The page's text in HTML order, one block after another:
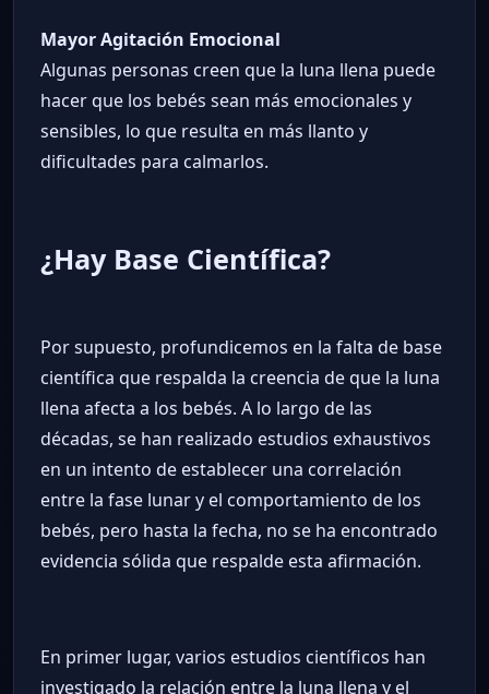
Mayor Agitación Emocional
Algunas personas creen que la luna llena puede
hacer que los bebés sean más emocionales y
sensibles, lo que resulta en más llanto y
dificultades para calmarlos.
¿Hay Base Científica?
Por supuesto, profundicemos en la falta de base
científica que respalda la creencia de que la luna
llena afecta a los bebés. A lo largo de las
décadas, se han realizado estudios exhaustivos
en un intento de establecer una correlación
entre la fase lunar y el comportamiento de los
bebés, pero hasta la fecha, no se ha encontrado
evidencia sólida que respalde esta afirmación.
En primer lugar, varios estudios científicos han
investigado la relación entre la luna llena y el